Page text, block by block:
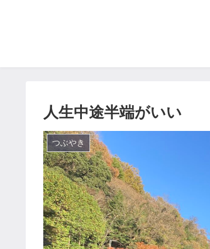
人生中途半端がいい
つぶやき